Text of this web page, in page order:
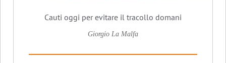
Cauti oggi per evitare il tracollo domani
Giorgio La Malfa